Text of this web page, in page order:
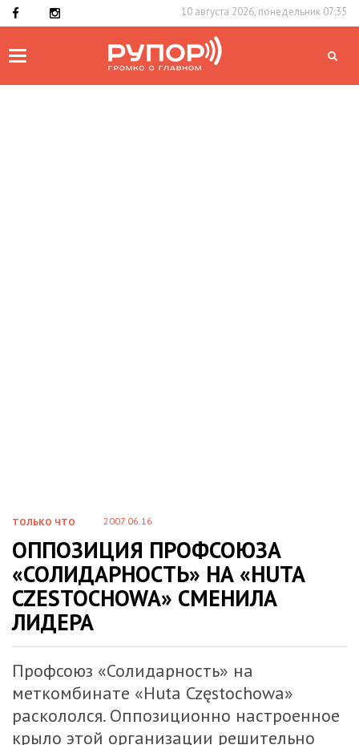
10 августа 2026, понедельник 07:35
Toggle
ТОЛЬКО ЧТО 2007.06.16
ОППОЗИЦИЯ ПРОФСОЮЗА
«СОЛИДАРНОСТЬ» НА «HUTA
CZESTOCHOWA» СМЕНИЛА
ЛИДЕРА
Профсоюз «Солидарность» на
меткомбинате «Huta Częstochowa»
раскололся. Оппозиционно настроенное
крыло этой организации решительно